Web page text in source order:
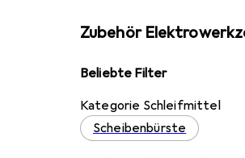
Zubehör
Beliebte Filter
Kategorie Schleifmittel
Scheibenbürste